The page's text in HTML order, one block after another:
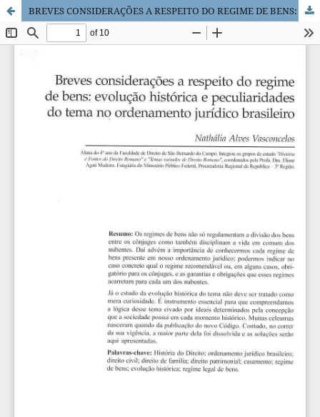
BREVES CONSIDERAÇÕES A RESPEITO DO REGIME DE BENS: EVOLUÇÃO HISTÓRICA E PECULIARIDADES DO TEMA NO ORDENAMENTO JURÍDICO BRASILEIRO